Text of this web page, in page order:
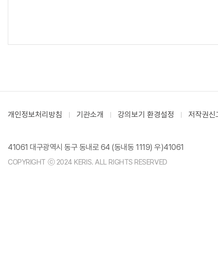
개인정보처리방침 기관소개 강의보기 환경설정 저작권신
41061 대구광역시 동구 동내로 64 (동내동 1119) 우)41061
COPYRIGHT ⓒ 2024 KERIS. ALL RIGHTS RESERVED